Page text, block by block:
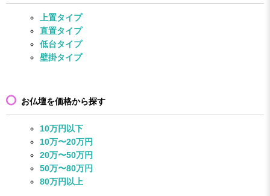
上置タイプ
直置タイプ
低台タイプ
壁掛タイプ
お仏壇を価格から探す
10万円以下
10万〜20万円
20万〜50万円
50万〜80万円
80万円以上